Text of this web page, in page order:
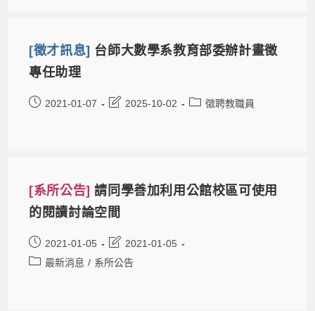
[徵才訊息] 台師大數學系教育部委辦計畫徵
專任助理
2021-01-07 2025-10-02 徵聘教職員
[系所公告]請同學善加利用公館校區可使用
的閱讀討論空間
2021-01-05
2021-01-05
最新消息 / 系所公告